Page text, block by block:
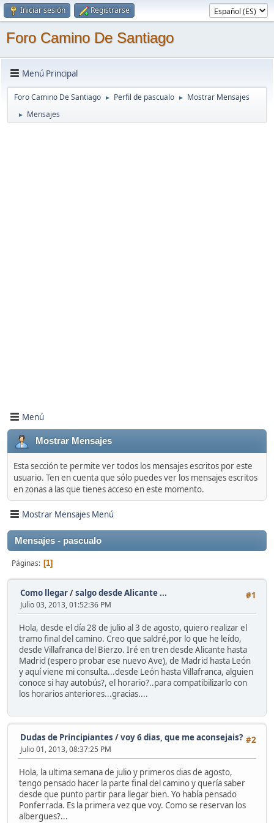
Iniciar sesión Registrarse
Foro Camino De Santiago
Menú Principal
Foro Camino De Santiago ► Perfil de pascualo ► Mostrar Mensajes
► Mensajes
Menú
Mostrar Mensajes
Esta sección te permite ver todos los mensajes escritos por este
usuario. Ten en cuenta que sólo puedes ver los mensajes escritos
en zonas a las que tienes acceso en este momento.
Mostrar Mensajes Menú
Mensajes - pascualo
Páginas 1
#1
Como llegar/salgo desde Alicante ...
Julio 03, 2013, 01:52:36 PM
Hola, desde el día 28 de julio al 3 de agosto, quiero realizar el
tramo final del camino. Creo que saldré,por lo que he leído,
desde Villafranca del Bierzo. Iré en tren desde Alicante hasta
Madrid (espero probar ese nuevo Ave), de Madrid hasta León
y aquí viene mi consulta...desde León hasta Villafranca, alguien
conoce si hay autobús?, el horario?..para compatibilizarlo con
los horarios anteriores...gracias....
#2
Dudas de Principiantes /voy 6 dias, que me aconsejais?
Julio 01, 2013, 08:37:25 PM
Hola, la ultima semana de julio y primeros dias de agosto,
tengo pensado hacer la parte final del camino y quería saber
desde que punto partir para llegar bien. Yo había pensado
Ponferrada. Es la primera vez que voy. Como se reservan los
albergues?...